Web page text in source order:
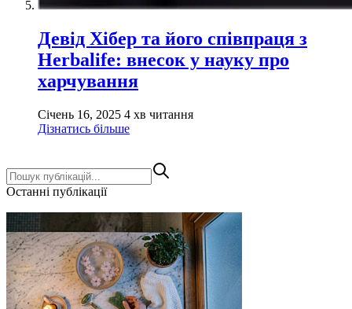
Девід Хібер та його співпраця з
Herbalife: внесок у науку про
харчування
Січень 16, 2025 4 хв читання
Дізнатись більше
Останні публікації